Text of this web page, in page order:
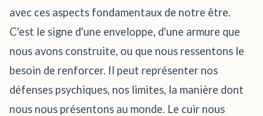
avec ces aspects fondamentaux de notre être.
C'est le signe d'une enveloppe, d'une armure que
nous avons construite, ou que nous ressentons le
besoin de renforcer. Il peut représenter nos
défenses psychiques, nos limites, la manière dont
nous nous présentons au monde. Le cuir nous